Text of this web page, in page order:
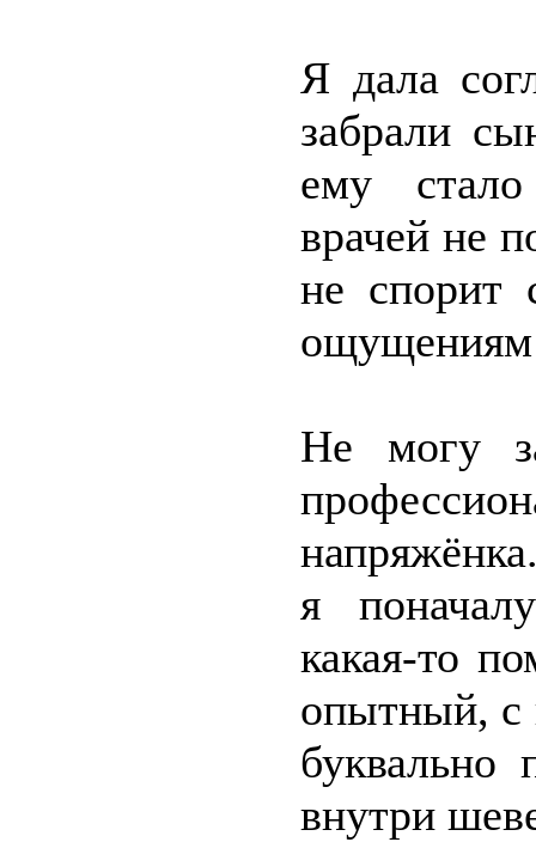
Я дала
забрали
ему
врачей не
не спорит
ощущениям
Не могу
я
какая-то
опытный, с
буквально
внутри